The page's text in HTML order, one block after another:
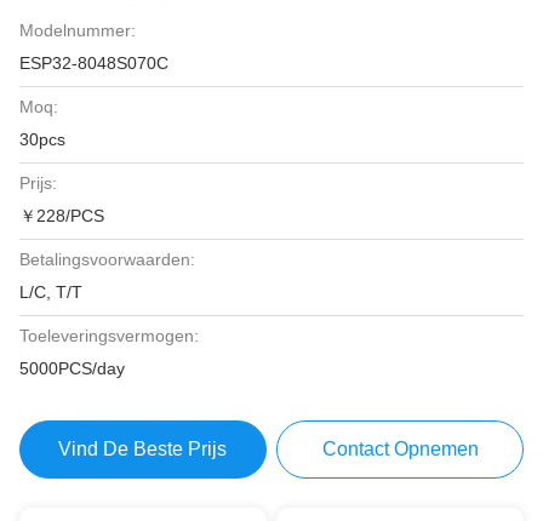
Modelnummer:
ESP32-8048S070C
Moq:
30pcs
Prijs:
￥228/PCS
Betalingsvoorwaarden:
L/C, T/T
Toeleveringsvermogen:
5000PCS/day
Vind De Beste Prijs Contact Opnemen